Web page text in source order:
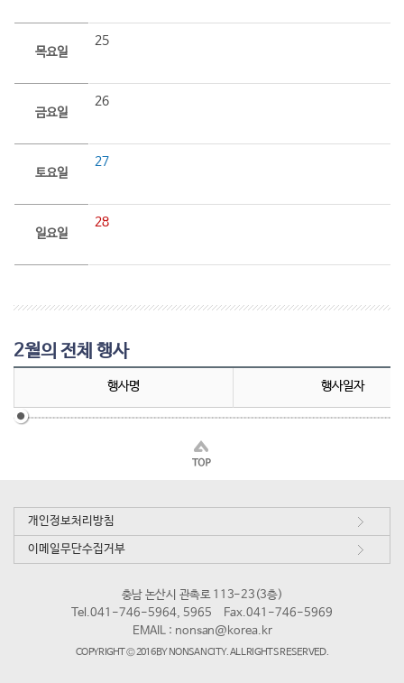
목요일
25
금요일
26
토요일
27
일요일
28
2월의 전체 행사
행사명 행사일자
개인정보처리방침
이메일무단수집거부
충남 논산시 관촉로 113-23(3층)
Tel.041-746-5964, 5965
Fax.041-746-5969
EMAIL : nonsan@korea.kr
COPYRIGHT © 2016 BY NONSAN CITY. ALL RIGHTS RESERVED.